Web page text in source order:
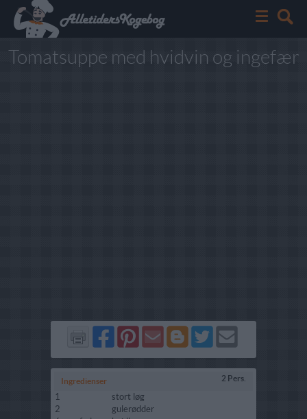
Tomatsuppe med hvidvin og ingefær
Del
på
Facebook
Del
på
Pinterest
Send
via
GMail
Del
på
Blogger
Del
på
Twitter
Send
Ingredienser 2 Pers.
1
stort løg
2
gulerødder